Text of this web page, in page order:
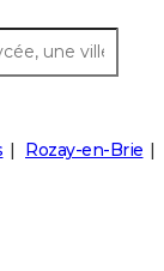
Rozay-en-Brie